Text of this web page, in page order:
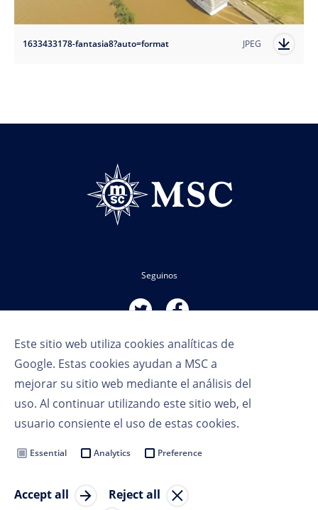
Este sitio web utiliza cookies analíticas de
Google. Estas cookies ayudan a MSC a
mejorar su sitio web mediante el análisis del
uso. Al continuar utilizando este sitio web, el
usuario consiente el uso de estas cookies.
Essential Analytics Preference
Accept all
Reject all
1633433178-fantasia8?auto=format JPEG
Seguinos
Política de privacidad
Cookie Settings
© Copyright 2023 MSC Cruceros SA